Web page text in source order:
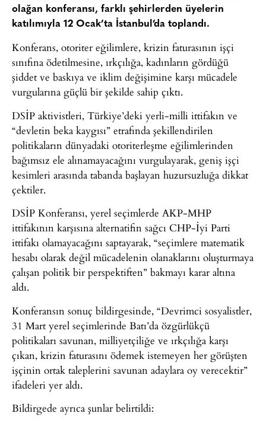
olağan konferansı, farklı şehirlerden üyelerin
katılımıyla 12 Ocak’ta İstanbul’da toplandı.
Konferans, otoriter eğilimlere, krizin faturasının işçi
sınıfına ödetilmesine, ırkçılığa, kadınların gördüğü
şiddet ve baskıya ve iklim değişimine karşı mücadele
vurgularına güçlü bir şekilde sahip çıktı.
DSİP aktivistleri, Türkiye’deki yerli-milli ittifakın ve
“devletin beka kaygısı” etrafında şekillendirilen
politikaların dünyadaki otoriterleşme eğilimlerinden
bağımsız ele alınamayacağını vurgulayarak, geniş işçi
kesimleri arasında tabanda başlayan huzursuzluğa dikkat
çektiler.
DSİP Konferansı, yerel seçimlerde AKP-MHP
ittifakının karşısına alternatifin sağcı CHP-İyi Parti
ittifakı olamayacağını saptayarak, “seçimlere matematik
hesabı olarak değil mücadelenin olanaklarını oluşturmaya
çalışan politik bir perspektiften” bakmayı karar altına
aldı.
Konferansın sonuç bildirgesinde, “Devrimci sosyalistler,
31 Mart yerel seçimlerinde Batı’da özgürlükçü
politikaları savunan, milliyetçiliğe ve ırkçılığa karşı
çıkan, krizin faturasını ödemek istemeyen her görüşten
işçinin ortak taleplerini savunan adaylara oy verecektir”
ifadeleri yer aldı.
Bildirgede ayrıca şunlar belirtildi: